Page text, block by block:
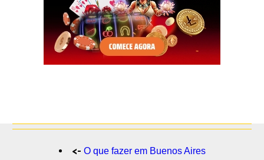
<- O que fazer em Buenos Aires